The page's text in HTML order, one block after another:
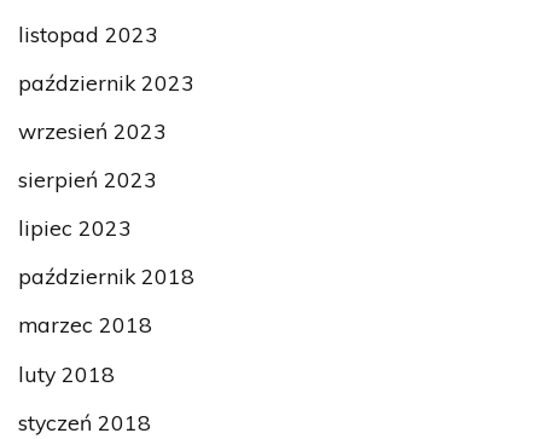
listopad 2023
październik 2023
wrzesień 2023
sierpień 2023
lipiec 2023
październik 2018
marzec 2018
luty 2018
styczeń 2018